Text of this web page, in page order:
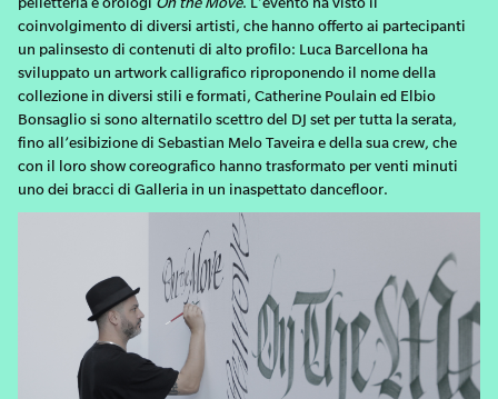
coinvolgimento di diversi artisti, che hanno offerto ai partecipanti
un palinsesto di contenuti di alto profilo: Luca Barcellona ha
sviluppato un artwork calligrafico riproponendo il nome della
collezione in diversi stili e formati, Catherine Poulain ed Elbio
Bonsaglio si sono alternatilo scettro del DJ set per tutta la serata,
fino all’esibizione di Sebastian Melo Taveira e della sua crew, che
con il loro show coreografico hanno trasformato per venti minuti
uno dei bracci di Galleria in un inaspettato dancefloor.